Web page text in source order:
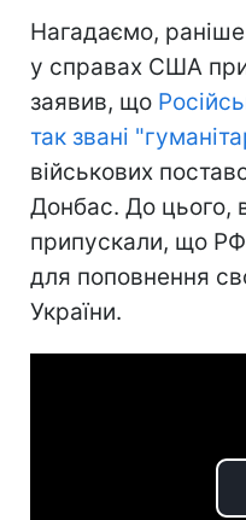
Нагадаємо,
у справах США
заявив, що
так звані
військових
Донбас. До
припускали, що
для поповнення
України.